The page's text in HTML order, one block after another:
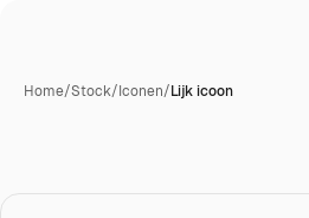
Home/Stock/Iconen/Lijk icoon